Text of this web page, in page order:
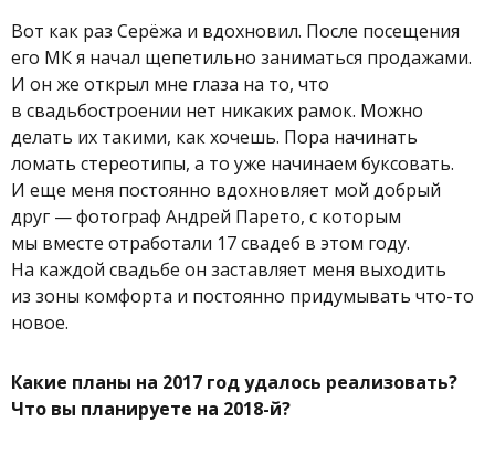
Вот как раз Серёжа и вдохновил. После посещения
его МК я начал щепетильно заниматься продажами.
И он же открыл мне глаза на то, что
в свадьбостроении нет никаких рамок. Можно
делать их такими, как хочешь. Пора начинать
ломать стереотипы, а то уже начинаем буксовать.
И еще меня постоянно вдохновляет мой добрый
друг — фотограф Андрей Парето, с которым
мы вместе отработали 17 свадеб в этом году.
На каждой свадьбе он заставляет меня выходить
из зоны комфорта и постоянно придумывать что-то
новое.
Какие планы на 2017 год удалось реализовать?
Что вы планируете на 2018-й?